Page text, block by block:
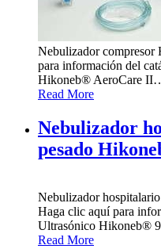
Nebulizador compresor
para información del
Hikoneb® AeroCare II
Read More
Nebulizador
pesado
Nebulizador
Haga clic aquí para
Ultrasónico Hikoneb®
Read More